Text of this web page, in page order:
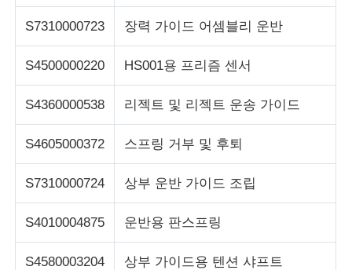
포스 기계
ATM 기계
동전 재활용기
S7310000723 장력 가이드 어셈블리 운반
S4500000220 HS001용 프리즘 센서
S4360000538 리젝트 및 리젝트 운송 가이드
S4605000372 스프링 거부 및 후퇴
S7310000724 상부 운반 가이드 조립
S4010004875 운반용 판스프링
S4580003204 상부 가이드용 텐션 샤프트